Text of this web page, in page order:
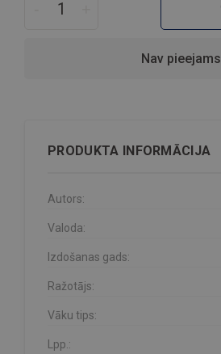
Nav pieejams
PRODUKTA INFORMĀCIJA
Autors:
Valoda:
Izdošanas gads:
Ražotājs:
Vāku tips:
Lpp.: